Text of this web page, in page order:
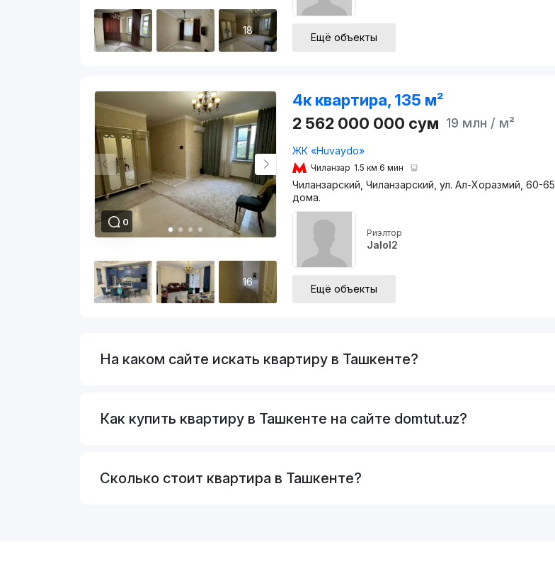
18
Ещё объекты
0
16
4к квартира, 135 м²
2 562 000 000 сум 19 млн / м²
ЖК «Huvaydo»
Чиланзар 1.5 км 6 мин
Чиланзарский, Чиланзарский, ул. Ал-Хоразмий, 60-65
дома.
Риэлтор
Jalol2
Ещё объекты
На каком сайте искать квартиру в Ташкенте?
Как купить квартиру в Ташкенте на сайте domtut.uz?
Сколько стоит квартира в Ташкенте?